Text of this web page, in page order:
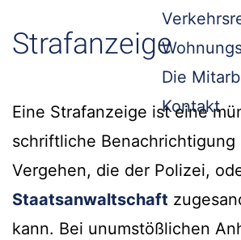
Die
Kontakt
Strafanzeige
Eine Strafanzeige ist eine
schriftliche Benachrichtigung
Vergehen, die der Polizei,
Staatsanwaltschaft
kann. Bei unumstößlichen